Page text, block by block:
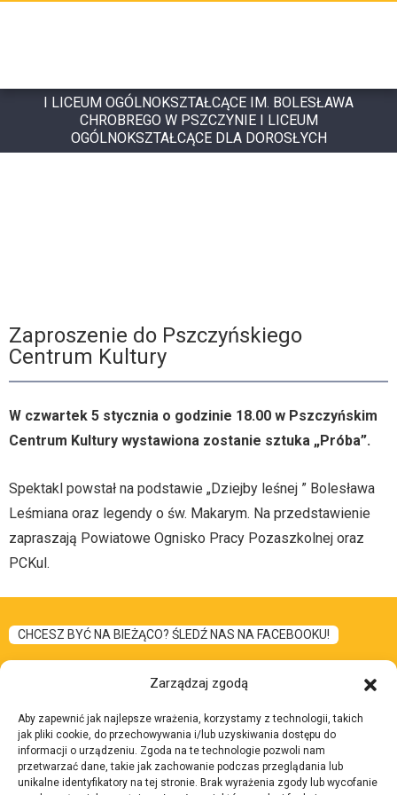
Zarządzaj zgodą
Aby zapewnić jak najlepsze wrażenia, korzystamy z technologii, takich
jak pliki cookie, do przechowywania i/lub uzyskiwania dostępu do
informacji o urządzeniu. Zgoda na te technologie pozwoli nam
przetwarzać dane, takie jak zachowanie podczas przeglądania lub
unikalne identyfikatory na tej stronie. Brak wyrażenia zgody lub wycofanie
I LICEUM OGÓLNOKSZTAŁCĄCE IM. BOLESŁAWA
CHROBREGO W PSZCZYNIE I LICEUM
OGÓLNOKSZTAŁCĄCE DLA DOROSŁYCH
Zaproszenie do Pszczyńskiego
Centrum Kultury
W czwartek 5 stycznia o godzinie 18.00 w Pszczyńskim
Centrum Kultury wystawiona zostanie sztuka „Próba”.
Spektakl powstał na podstawie „Dziejby leśnej ” Bolesława
Leśmiana oraz legendy o św. Makarym. Na przedstawienie
zapraszają Powiatowe Ognisko Pracy Pozaszkolnej oraz
PCKul.
CHCESZ BYĆ NA BIEŻĄCO? ŚLEDŹ NAS NA FACEBOOKU!
I Liceum
Ogólnokształcące
im. Bolesława Chrobrego
Skontaktuj się z nami:
Adres:ul. 3 Maja 7, 43-